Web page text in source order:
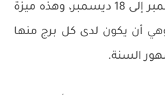
مواليد 1- 10 مارس، 27 نوفمبر إلى 18 ديسمبر، وهذه ميزة
وهي أن يكون لدى كل برج منها
السنة.